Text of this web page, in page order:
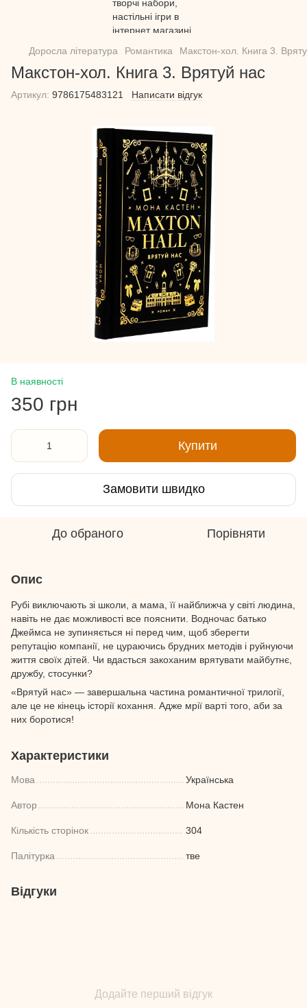
Доросла література Романтика Макстон-хол. Книга 3.
Макстон-хол. Книга 3. Врятуй нас
Артикул: 9786175483121 Написати відгук
В наявності
350 грн
Купити
Замовити швидко
До обраного Порівняти
Опис
Рубі виключають зі школи, а мама, її найближча у світі людина,
навіть не дає можливості все пояснити. Водночас батько
Джеймса не зупиняється ні перед чим, щоб зберегти
репутацію компанії, не цураючись брудних методів і руйнуючи
життя своїх дітей. Чи вдасться закоханим врятувати майбутнє,
дружбу, стосунки?
«Врятуй нас» — завершальна частина романтичної трилогії,
але це не кінець історії кохання. Адже мрії варті того, аби за
них боротися!
Характеристики
Мова Українська
Автор Мона Кастен
Кількість сторінок 304
Палітурка тве
Відгуки
Додайте перший відгук